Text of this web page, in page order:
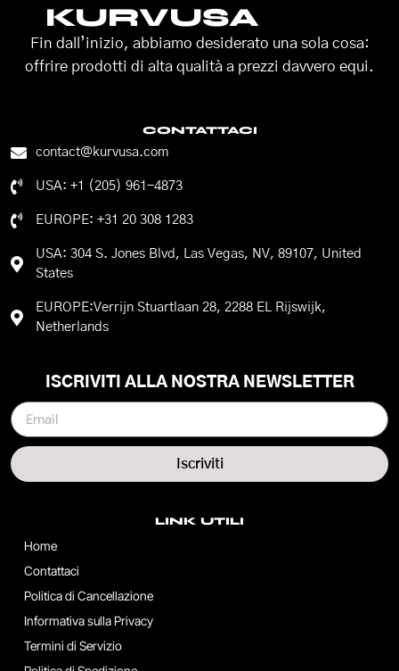
KURVUSA
Fin dall’inizio, abbiamo desiderato una sola cosa:
offrire prodotti di alta qualità a prezzi davvero equi.
CONTATTACI
contact@kurvusa.com
USA: +1 (205) 961-4873
EUROPE: +31 20 308 1283
USA: 304 S. Jones Blvd, Las Vegas, NV, 89107, United
States
EUROPE:Verrijn Stuartlaan 28, 2288 EL Rijswijk,
Netherlands
LINK UTILI
Home
Contattaci
Politica di Cancellazione
Informativa sulla Privacy
Termini di Servizio
ISCRIVITI ALLA NOSTRA NEWSLETTER
Iscriviti